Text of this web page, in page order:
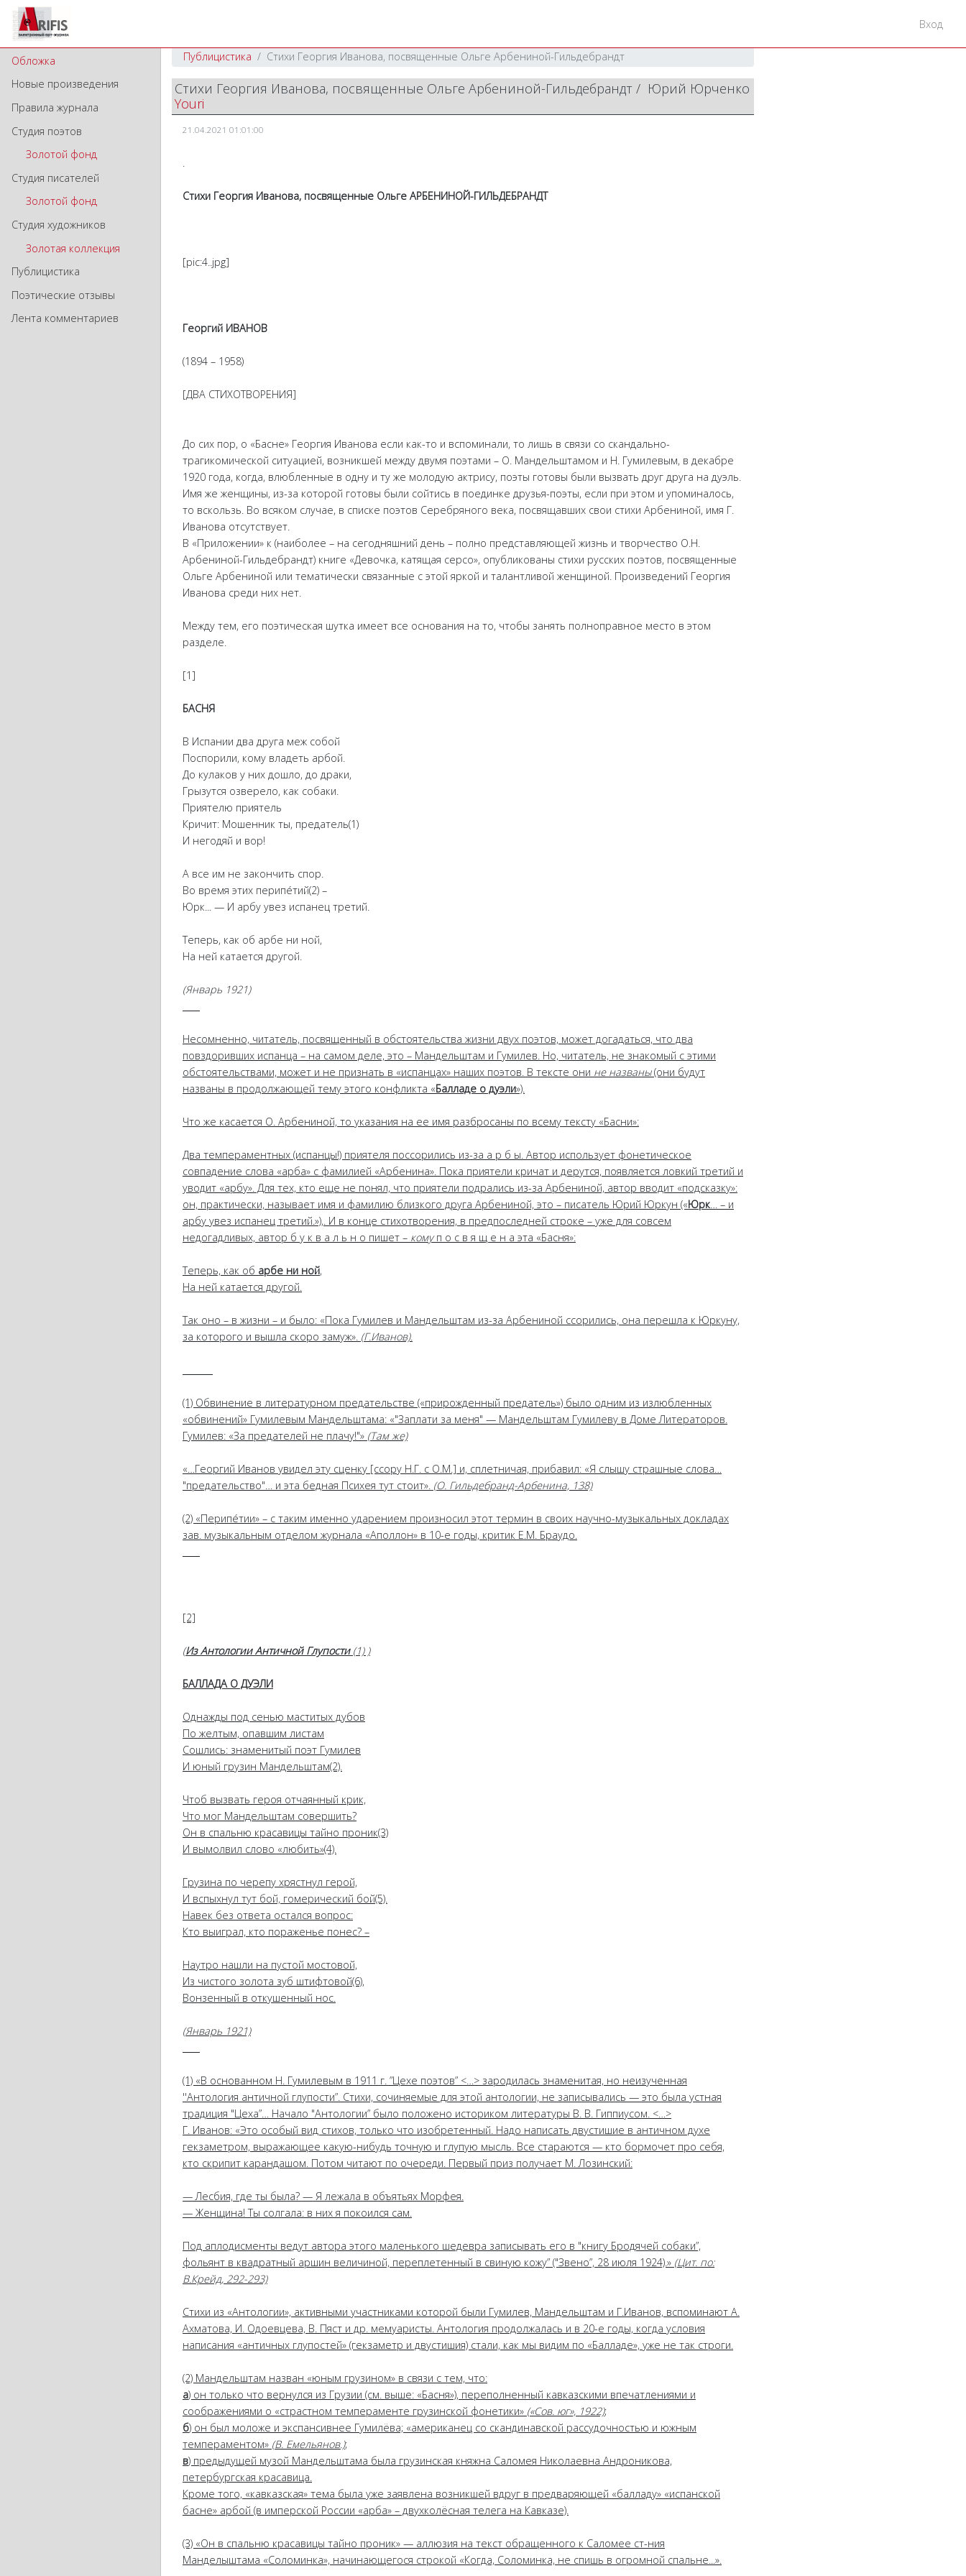
Вход
Обложка
Новые произведения
Правила журнала
Студия поэтов
Золотой фонд
Студия писателей
Золотой фонд
Студия художников
Золотая коллекция
Публицистика
Поэтические отзывы
Лента комментариев
Публицистика Стихи Георгия Иванова, посвященные Ольге Арбениной-Гильдебрандт
Стихи Георгия Иванова, посвященные Ольге Арбениной-Гильдебрандт / Юрий Юрченко
Youri
21.04.2021 01:01:00
.
Стихи Георгия Иванова, посвященные Ольге АРБЕНИНОЙ-ГИЛЬДЕБРАНДТ
[pic:4..jpg]
Георгий ИВАНОВ
(1894 – 1958)
[ДВА СТИХОТВОРЕНИЯ]
До сих пор, о «Басне» Георгия Иванова если как-то и вспоминали, то лишь в связи со скандально-
трагикомической ситуацией, возникшей между двумя поэтами – О. Мандельштамом и Н. Гумилевым, в декабре
1920 года, когда, влюбленные в одну и ту же молодую актрису, поэты готовы были вызвать друг друга на дуэль.
Имя же женщины, из-за которой готовы были сойтись в поединке друзья-поэты, если при этом и упоминалось,
то вскользь. Во всяком случае, в списке поэтов Серебряного века, посвящавших свои стихи Арбениной, имя Г.
Иванова отсутствует.
В «Приложении» к (наиболее – на сегодняшний день – полно представляющей жизнь и творчество О.Н.
Арбениной-Гильдебрандт) книге «Девочка, катящая серсо», опубликованы стихи русских поэтов, посвященные
Ольге Арбениной или тематически связанные с этой яркой и талантливой женщиной. Произведений Георгия
Иванова среди них нет.
Между тем, его поэтическая шутка имеет все основания на то, чтобы занять полноправное место в этом
разделе.
[1]
БАСНЯ
В Испании два друга меж собой
Поспорили, кому владеть арбой.
До кулаков у них дошло, до драки,
Грызутся озверело, как собаки.
Приятелю приятель
Кричит: Мошенник ты, предатель(1)
И негодяй и вор!
А все им не закончить спор.
Во время этих перипéтий(2) –
Юрк... — И арбу увез испанец третий.
Теперь, как об арбе ни ной,
На ней катается другой.
(Январь 1921)
Несомненно, читатель, посвященный в обстоятельства жизни двух поэтов, может догадаться, что два
повздоривших испанца – на самом деле, это – Мандельштам и Гумилев. Но, читатель, не знакомый с этими
обстоятельствами, может и не признать в «испанцах» наших поэтов. В тексте они не названы(они будут
названы в продолжающей тему этого конфликта «Балладе о дуэли»).
Что же касается О. Арбениной, то указания на ее имя разбросаны по всему тексту «Басни»:
Два темпераментных (испанцы!) приятеля поссорились из-за а р б ы. Автор использует фонетическое
совпадение слова «арба» с фамилией «Арбенина». Пока приятели кричат и дерутся, появляется ловкий третий и
уводит «арбу». Для тех, кто еще не понял, что приятели подрались из-за Арбениной, автор вводит «подсказку»:
он, практически, называет имя и фамилию близкого друга Арбениной, это – писатель Юрий Юркун («Юрк… – и
арбу увез испанец третий.»),. И в конце стихотворения, в предпоследней строке – уже для совсем
недогадливых, автор б у к в а л ь н о пишет – комуп о с в я щ е н а эта «Басня»:
Теперь, как об арбе ни ной,
На ней катается другой.
Так оно – в жизни – и было: «Пока Гумилев и Мандельштам из-за Арбениной ссорились, она перешла к Юркуну,
за которого и вышла скоро замуж». (Г.Иванов).
(1) Обвинение в литературном предательстве («прирожденный предатель») было одним из излюбленных
«обвинений» Гумилевым Мандельштама: «"Заплати за меня" — Мандельштам Гумилеву в Доме Литераторов.
Гумилев: «За предателей не плачу!"» (Там же)
«…Георгий Иванов увидел эту сценку [ссору Н.Г. с О.М.] и, сплетничая, прибавил: «Я слышу страшные слова…
"предательство"… и эта бедная Психея тут стоит». (О. Гильдебранд-Арбенина, 138)
(2) «Перипéтии» – с таким именно ударением произносил этот термин в своих научно-музыкальных докладах
зав. музыкальным отделом журнала «Аполлон» в 10-е годы, критик Е.М. Браудо.
[2]
(Из Антологии Античной Глупости(1) )
БАЛЛАДА О ДУЭЛИ
Однажды под сенью маститых дубов
По желтым, опавшим листам
Сошлись: знаменитый поэт Гумилев
И юный грузин Мандельштам(2).
Чтоб вызвать героя отчаянный крик,
Что мог Мандельштам совершить?
Он в спальню красавицы тайно проник(3)
И вымолвил слово «любить»(4).
Грузина по черепу хрястнул герой,
И вспыхнул тут бой, гомерический бой(5).
Навек без ответа остался вопрос:
Кто выиграл, кто пораженье понес? –
Наутро нашли на пустой мостовой,
Из чистого золота зуб штифтовой(6),
Вонзенный в откушенный нос.
(Январь 1921)
(1) «В основанном Н. Гумилевым в 1911 г. ”Цехе поэтов” <…> зародилась знаменитая, но неизученная
''Антология античной глупости”. Стихи, сочиняемые для этой антологии, не записывались — это была устная
традиция "Цеха”… Начало "Антологии” было положено историком литературы В. В. Гиппиусом. <…>
Г. Иванов: «Это особый вид стихов, только что изобретенный. Надо написать двустишие в античном духе
гекзаметром, выражающее какую-нибудь точную и глупую мысль. Все стараются — кто бормочет про себя,
кто скрипит карандашом. Потом читают по очереди. Первый приз получает М. Лозинский:
— Лесбия, где ты была? — Я лежала в объятьях Морфея.
— Женщина! Ты солгала: в них я покоился сам.
Под аплодисменты ведут автора этого маленького шедевра записывать его в "книгу Бродячей собаки”,
фольянт в квадратный аршин величиной, переплетенный в свиную кожу” ("Звено”, 28 июля 1924).» (Цит. по:
В.Крейд, 292-293)
Стихи из «Антологии», активными участниками которой были Гумилев, Мандельштам и Г.Иванов, вспоминают А.
Ахматова, И. Одоевцева, В. Пяст и др. мемуаристы. Антология продолжалась и в 20-е годы, когда условия
написания «античных глупостей» (гекзаметр и двустишия) стали, как мы видим по «Балладе», уже не так строги.
(2) Мандельштам назван «юным грузином» в связи с тем, что:
а) он только что вернулся из Грузии (см. выше: «Басня»), переполненный кавказскими впечатлениями и
соображениями о «страстном темпераменте грузинской фонетики» («Сов. юг», 1922);
б) он был моложе и экспансивнее Гумилёва; «американец со скандинавской рассудочностью и южным
темпераментом» (В. Емельянов.);
в) предыдущей музой Мандельштама была грузинская княжна Саломея Николаевна Андроникова,
петербургская красавица.
Кроме того, «кавказская» тема была уже заявлена возникшей вдруг в предваряющей «балладу» «испанской
басне» арбой (в имперской России «арба» – двухколёсная телега на Кавказе).
(3) «Он в спальню красавицы тайно проник» — аллюзия на текст обращенного к Саломее ст-ния
Манделыштама «Соломинка», начинающегося строкой «Когда, Соломинка, не спишь в огромной спальне...».